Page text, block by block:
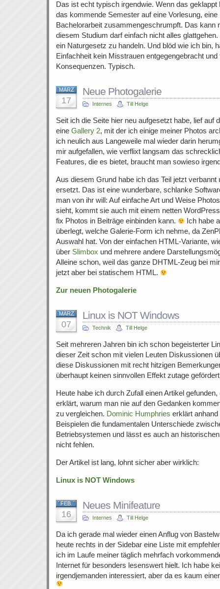
Das ist echt typisch irgendwie. Wenn das geklappt
das kommende Semester auf eine Vorlesung,
Bachelorarbeit zusammengeschrumpft. Das kann
diesem Studium darf einfach nicht alles
ein Naturgesetz zu handeln. Und blöd wie ich bin,
Einfachheit kein Misstrauen entgegengebracht und
Konsequenzen. Typisch.
MÄRZ
17
Neue Photogalerie
Internes Till Helge
Seit ich die Seite hier neu aufgesetzt habe, lief auf
eine Gallery 2, mit der ich einige meiner Photos
ich neulich aus Langeweile mal wieder darin
mir aufgefallen, wie verflixt langsam das
Features, die es bietet, braucht man sowieso
Aus diesem Grund habe ich das Teil jetzt
ersetzt. Das ist eine wunderbare, schlanke
man von ihr will: Auf einfache Art und Weise
sieht, kommt sie auch mit einem netten
fix Photos in Beiträge einbinden kann.
Ich habe
überlegt, welche Galerie-Form ich nehme, da
Auswahl hat. Von der einfachen HTML-Variante,
über Slimbox und mehrere andere
Alleine schon, weil das ganze DHTML-Zeug bei
jetzt aber bei statischem HTML.
Zur neuen Photogalerie
MÄRZ
07
Linux is NOT Windows
Technik Till Helge
Seit mehreren Jahren bin ich schon begeisterter
dieser Zeit schon mit vielen Leuten Diskussionen
diese Diskussionen mit recht hitzigen
überhaupt keinen sinnvollen Effekt zutage
Heute habe ich durch Zufall einen Artikel
erklärt, warum man nie auf den Gedanken
zu vergleichen. Dominic Humphries erklärt
Beispielen die fundamentalen Unterschiede
Betriebsystemen und lässt es auch an
nicht fehlen.
Der Artikel ist lang, lohnt sicher aber wirklich:
Linux is NOT Windows
FEB.
16
Neues Minifeature
Internes Till Helge
Da ich gerade mal wieder einen Anflug von
heute rechts in der Sidebar eine Liste mit
ich im Laufe meiner täglich mehrfach
Internet für besonders lesenswert hielt. Ich habe
irgendjemanden interessiert, aber da es kaum